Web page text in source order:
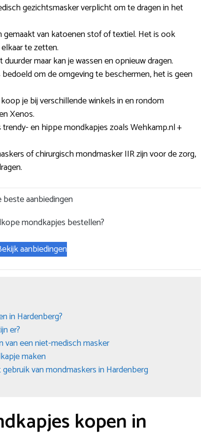
gezichtsmasker verplicht om te dragen in het
van katoenen stof of textiel. Het is ook
te zetten.
maar kan je wassen en opnieuw dragen.
om de omgeving te beschermen, het is geen
je bij verschillende winkels in en rondom
Xenos.
en hippe mondkapjes zoals Wehkamp.nl +
of chirurgisch mondmasker IIR zijn voor de zorg,
beste aanbiedingen
mondkapjes bestellen?
aanbiedingen
in Hardenberg?
er?
een niet-medisch masker
maken
van mondmaskers in Hardenberg
kopen in